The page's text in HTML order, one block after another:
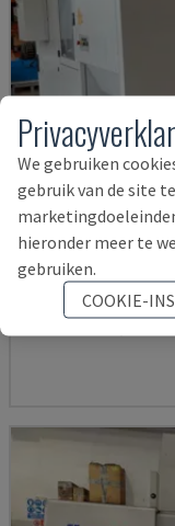
U5-1530
SPINNER - VERTICAAL
We gebruiken
gebruik van de site
hieronder meer te
gebruiken.
COOKIE-